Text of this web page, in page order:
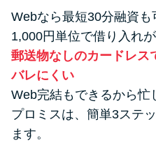
Webなら最短30分融資も
1,000円単位で借り入れ
郵送物なしのカードレス
バレにくい
Web完結もできるから忙
プロミスは、簡単3ステ
ます。